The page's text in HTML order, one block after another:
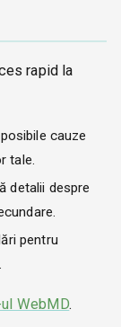
rapid la
cauze
tale.
detalii despre
pentru
WebMD.